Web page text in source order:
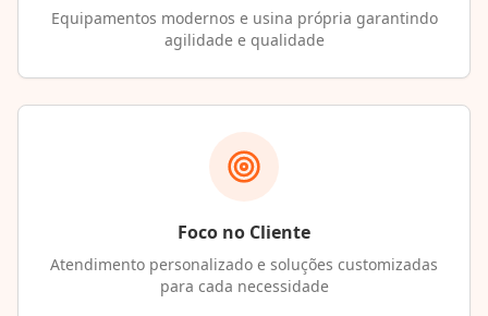
Equipamentos modernos e usina própria garantindo
agilidade e qualidade
Foco no Cliente
Atendimento personalizado e soluções customizadas
para cada necessidade